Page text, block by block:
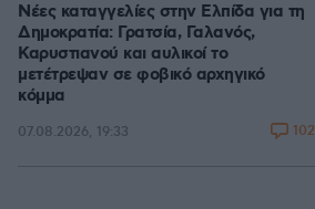
Νέες καταγγελίες στην Ελπίδα για τη
Δημοκρατία: Γρατσία, Γαλανός,
Καρυστιανού και αυλικοί το
μετέτρεψαν σε φοβικό αρχηγικό
κόμμα
07.08.2026, 19:33 102